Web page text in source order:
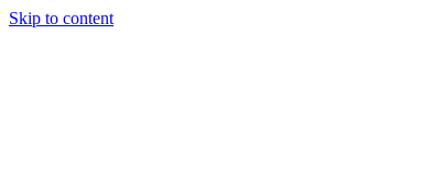
Skip to content